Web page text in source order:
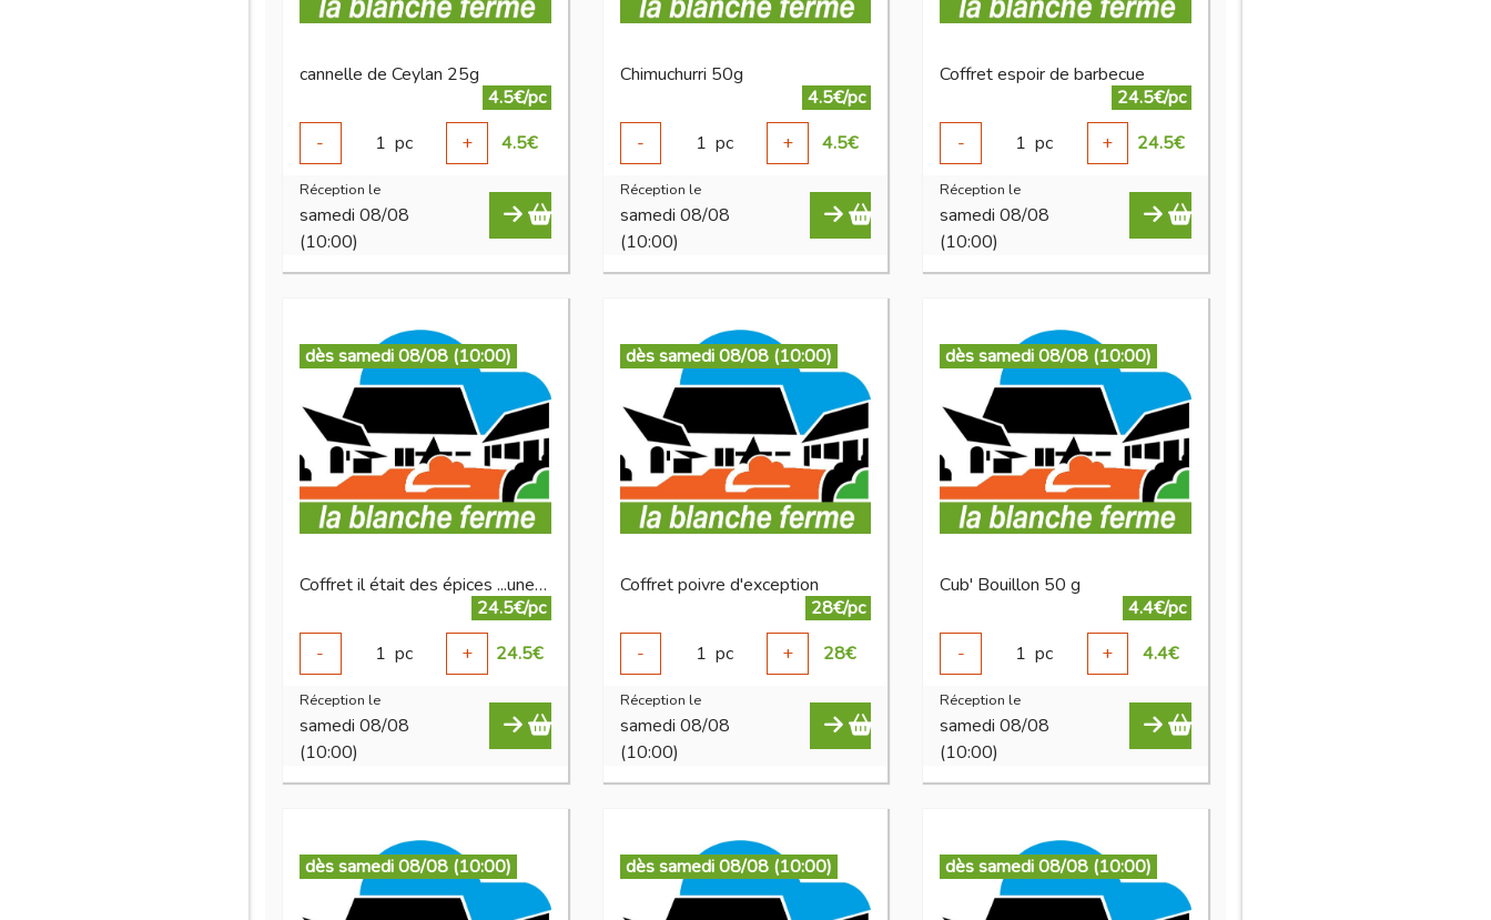
cannelle de Ceylan 25g
4.5€/pc
-
1 pc + 4.5€
Réception le
samedi 08/08
(10:00)
Chimuchurri 50g
4.5€/pc
-
1 pc + 4.5€
Réception le
samedi 08/08
(10:00)
Coffret espoir de barbecue
24.5€/pc
-
1 pc + 24.5€
Réception le
samedi 08/08
(10:00)
dès samedi 08/08 (10:00)
Coffret il était des épices ...une fois
24.5€/pc
-
1 pc + 24.5€
Réception le
samedi 08/08
(10:00)
dès samedi 08/08 (10:00)
Coffret poivre d'exception
28€/pc
-
1 pc + 28€
Réception le
samedi 08/08
(10:00)
dès samedi 08/08 (10:00)
Cub' Bouillon 50 g
4.4€/pc
-
1 pc + 4.4€
Réception le
samedi 08/08
(10:00)
dès samedi 08/08 (10:00) dès samedi 08/08 (10:00) dès samedi 08/08 (10:00)